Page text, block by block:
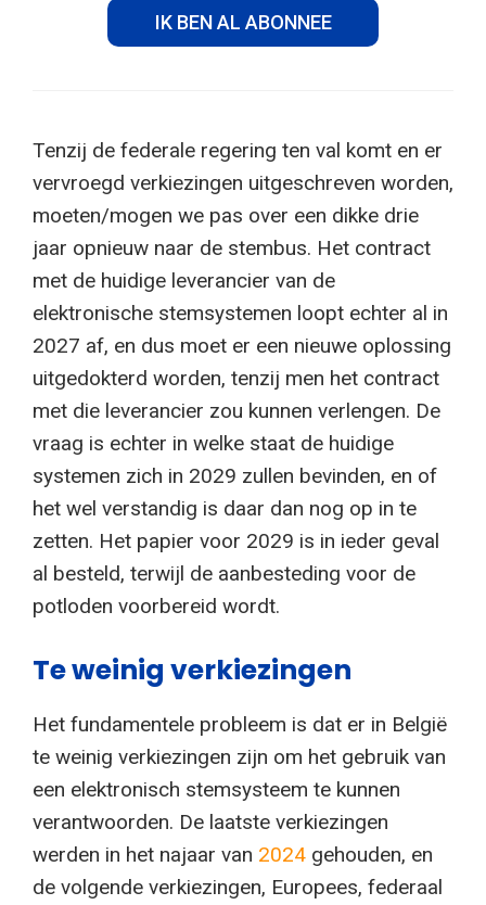
IK BEN AL ABONNEE
Tenzij de federale regering ten val komt en er
vervroegd verkiezingen uitgeschreven worden,
moeten/mogen we pas over een dikke drie
jaar opnieuw naar de stembus. Het contract
met de huidige leverancier van de
elektronische stemsystemen loopt echter al in
2027 af, en dus moet er een nieuwe oplossing
uitgedokterd worden, tenzij men het contract
met die leverancier zou kunnen verlengen. De
vraag is echter in welke staat de huidige
systemen zich in 2029 zullen bevinden, en of
het wel verstandig is daar dan nog op in te
zetten. Het papier voor 2029 is in ieder geval
al besteld, terwijl de aanbesteding voor de
potloden voorbereid wordt.
Te weinig verkiezingen
Het fundamentele probleem is dat er in België
te weinig verkiezingen zijn om het gebruik van
een elektronisch stemsysteem te kunnen
verantwoorden. De laatste verkiezingen
werden in het najaar van 2024 gehouden, en
de volgende verkiezingen, Europees, federaal